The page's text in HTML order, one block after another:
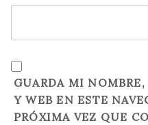
GUARDA MI
Y WEB EN ESTE
PRÓXIMA VEZ QUE